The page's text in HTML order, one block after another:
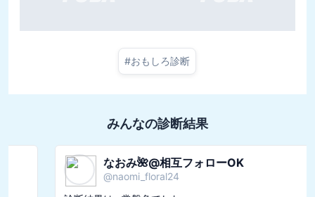
#おもしろ診断
みんなの診断結果
なおみ🌺@相互フォローOK
@ naomi_floral24